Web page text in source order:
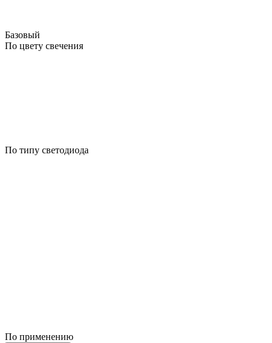
Базовый
По цвету свечения
По типу светодиода
По применению